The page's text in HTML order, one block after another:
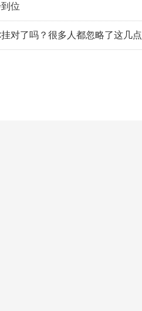
位
对了吗？很多人都忽略了这几点